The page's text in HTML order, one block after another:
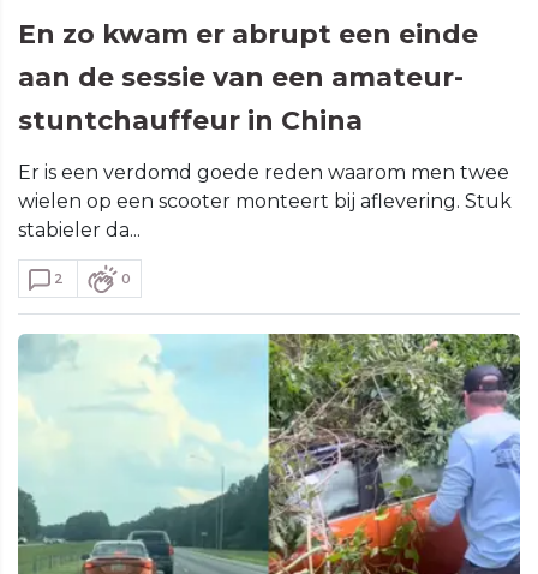
En zo kwam er abrupt een einde
aan de sessie van een amateur-
stuntchauffeur in China
Er is een verdomd goede reden waarom men twee
wielen op een scooter monteert bij aflevering. Stuk
stabieler da...
2 0